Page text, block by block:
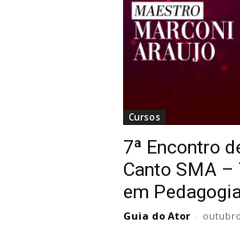
Cursos
7ª Encontro
Canto SMA –
em
Guia do Ator -